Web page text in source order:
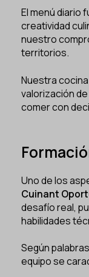
El menú diario
creatividad
nuestro
territorios.
Nuestra
valorización
comer con
Uno de los
Cuinant
desafío real,
habilidades
Según
equipo se